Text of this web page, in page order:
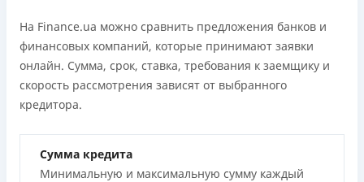
На Finance.ua можно сравнить предложения банков и
финансовых компаний, которые принимают заявки
онлайн. Сумма, срок, ставка, требования к заемщику и
скорость рассмотрения зависят от выбранного
кредитора.
Сумма кредита
Минимальную и максимальную сумму каждый